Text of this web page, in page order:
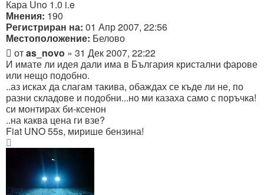
Кара Uno 1.0 i.e
Мнения: 190
Регистриран на: 01 Апр 2007, 22:56
Местоположение: Белово
Мнение
отas_novo » 31 Дек 2007, 22:22
И имате ли идея дали има в България кристални фарове
или нещо подобно.
..аз исках да слагам такива, обаждах се къде ли не, по
разни складове и подобни...но ми казаха само с поръчка!
си монтирах би-ксенон
..на каква цена ги взе?
Fiat UNO 55s, мирише бензина!
началото